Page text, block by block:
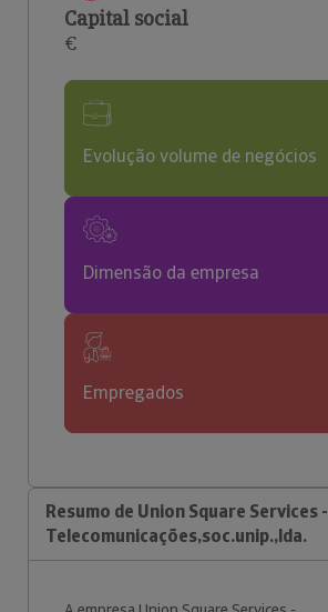
Capital social
€
Evolução volume de negócios
Dimensão da empresa
Empregados
Resumo de Union Square Services -
Telecomunicações,soc.unip.,lda.